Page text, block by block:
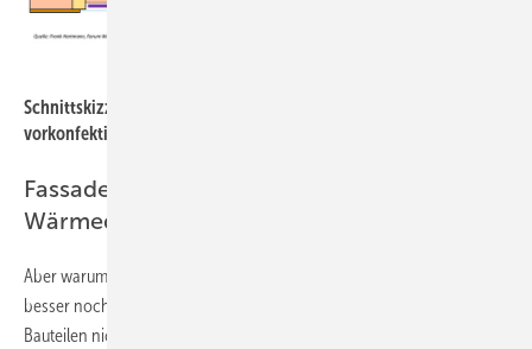
Schnittskizze eines fassadenintegrierten Solarabsorbers als
vorkonfektioniertes Außenwandbauteil eines Holzhauses.
Fassaden- und ­gebäudeintegrierte
Wärmequellenanlagen
Aber warum sind dann solarthermische Fassadenkollektoren oder
besser noch: bauteilintegrierte Solarabsorber in Außenwand-
Bauteilen nicht längst standardisiert? Selbst bei der